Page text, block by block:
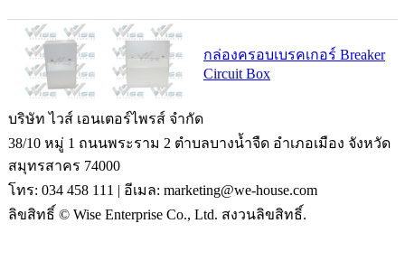
กล่องครอบเบรคเกอร์ Breaker
Circuit Box
บริษัท ไวส์ เอนเตอร์ไพรส์ จำกัด
38/10 หมู่ 1 ถนนพระราม 2 ตำบลบางน้ำจืด อำเภอเมือง จังหวัด
สมุทรสาคร 74000
โทร: 034 458 111 | อีเมล: marketing@we-house.com
ลิขสิทธิ์ © Wise Enterprise Co., Ltd. สงวนลิขสิทธิ์.